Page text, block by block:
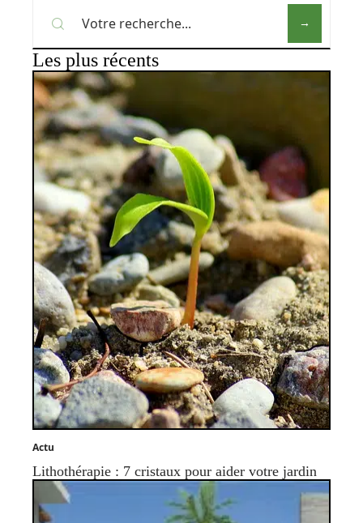
Les plus récents
Actu
Lithothérapie : 7 cristaux pour aider votre jardin